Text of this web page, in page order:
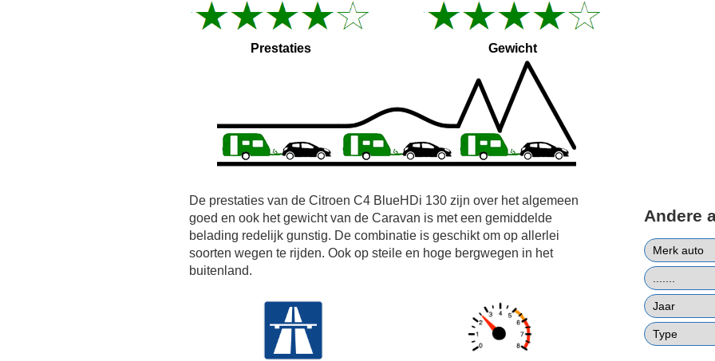
Prestaties Gewicht
De prestaties van de Citroen C4 BlueHDi 130 zijn over het algemeen
goed en ook het gewicht van de Caravan is met een gemiddelde
belading redelijk gunstig. De combinatie is geschikt om op allerlei
soorten wegen te rijden. Ook op steile en hoge bergwegen in het
buitenland.
Andere